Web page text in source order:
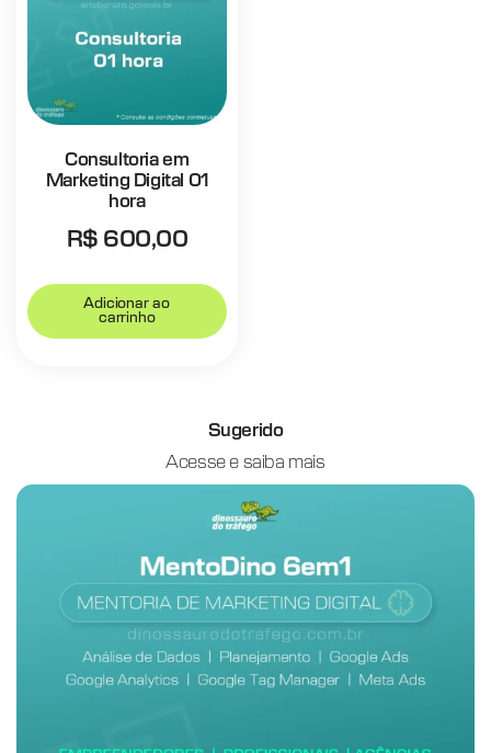
Consultoria em
Marketing Digital 01
hora
R$ 600,00
Adicionar ao
carrinho
Sugerido
Acesse e saiba mais